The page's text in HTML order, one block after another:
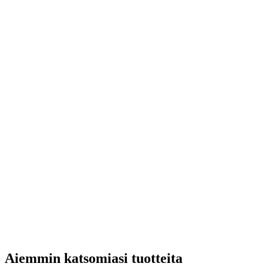
Aiemmin katsomiasi tuotteita